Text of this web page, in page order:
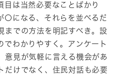
目は当然必要なことばかり
〇になる、それらを並べるだ
までの方法を明記すべき。設
でわかりやすく。アンケート
意見が気軽に言える機会があ
だけでなく、住民対話も必要